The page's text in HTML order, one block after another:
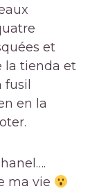
et
la tienda et
fusil
en la
ma vie